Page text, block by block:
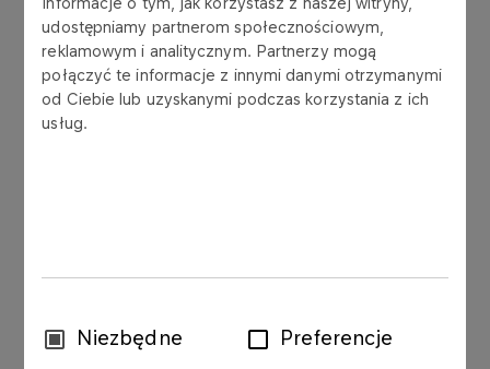
udostępniamy partnerom społecznościowym,
reklamowym i analitycznym. Partnerzy mogą
połączyć te informacje z innymi danymi otrzymanymi
od Ciebie lub uzyskanymi podczas korzystania z ich
usług.
WybórNiezbędne Preferencje
ramach programu publicznych emisji obligacji,
objętego prospektem emisyjnym zatwierdzonym
przez Komisję Nadzoru Finansowego w dniu 20
lipca 2017 roku.
Patrz także: raport bieżący nr 130/2017 z 4
raport bieżący nr 69/2017 z 24 maja 2017 roku